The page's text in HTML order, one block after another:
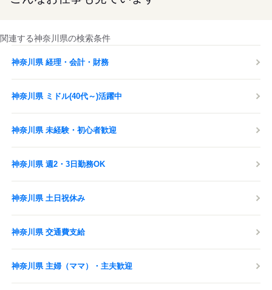
関連する神奈川県の検索条件
神奈川県 経理・会計・財務
神奈川県 ミドル(40代～)活躍中
神奈川県 未経験・初心者歓迎
神奈川県 週2・3日勤務OK
神奈川県 土日祝休み
神奈川県 交通費支給
神奈川県 主婦（ママ）・主夫歓迎